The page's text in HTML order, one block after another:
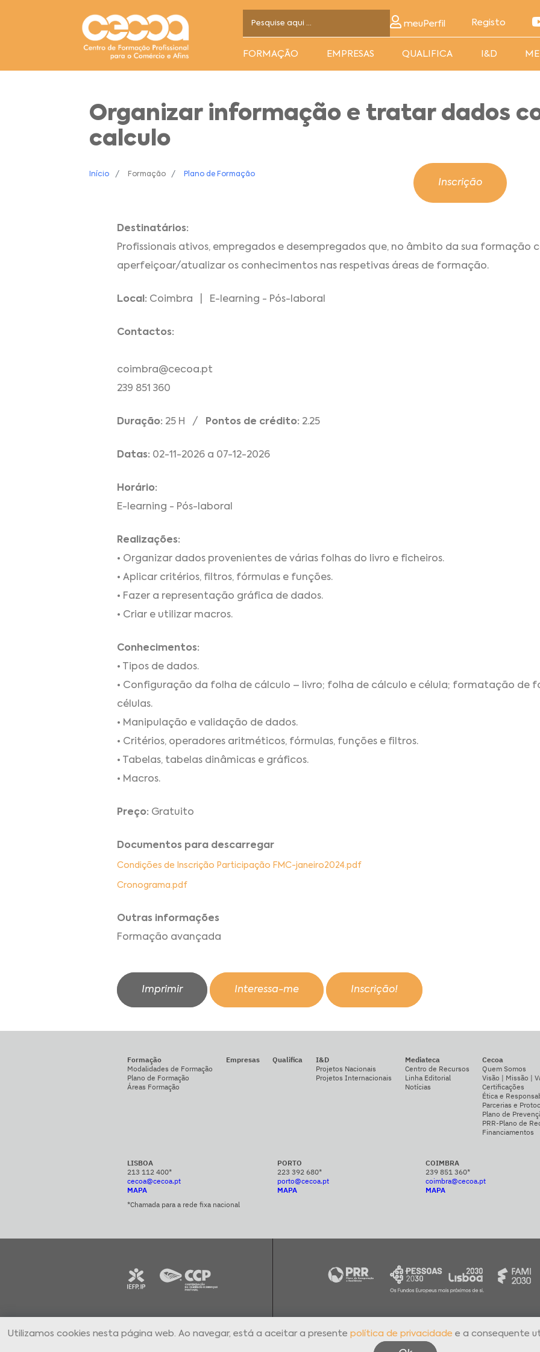
meuPerfil Registo
FORMAÇÃO EMPRESAS QUALIFICA I&D
Organizar informação e tratar dados
calculo
Início Formação Plano de Formação
Inscrição
Destinatários:
Profissionais ativos, empregados e desempregados que, no âmbito da sua formação
aperfeiçoar/atualizar os conhecimentos nas respetivas áreas de formação.
Local: Coimbra | E-learning - Pós-laboral
Contactos:
coimbra@cecoa.pt
239 851 360
Duração: 25 H / Pontos de crédito: 2.25
Datas: 02-11-2026 a 07-12-2026
Horário:
E-learning - Pós-laboral
Realizações:
• Organizar dados provenientes de várias folhas do livro e ficheiros.
• Aplicar critérios, filtros, fórmulas e funções.
• Fazer a representação gráfica de dados.
• Criar e utilizar macros.
Conhecimentos:
• Tipos de dados.
• Configuração da folha de cálculo – livro; folha de cálculo e célula; formatação de
células.
• Manipulação e validação de dados.
• Critérios, operadores aritméticos, fórmulas, funções e filtros.
• Tabelas, tabelas dinâmicas e gráficos.
• Macros.
Preço: Gratuito
Documentos para descarregar
Condições de Inscrição Participação FMC-janeiro2024.pdf
Cronograma.pdf
Outras informações
Formação avançada
Imprimir Interessa-me Inscrição!
Formação
Modalidades de Formação
Plano de Formação
Áreas Formação
Empresas Qualifica
I&D
Projetos Nacionais
Projetos Internacionais
Mediateca
Centro de Recursos
Linha Editorial
Notícias
Cecoa
Quem Somos
Visão | Missão |
Certificações
Ética e
Parcerias e
Plano de
PRR-Plano de
Financiamentos
LISBOA
213 112 400*
cecoa@cecoa.pt
MAPA
PORTO
223 392 680*
porto@cecoa.pt
MAPA
COIMBRA
239 851 360*
coimbra@cecoa.pt
MAPA
*Chamada para a rede fixa nacional
Utilizamos cookies nesta página web. Ao navegar, está a aceitar a presente política de privacidade e a consequente
CECOA Centro de Formação Profissional para o
Livro de Reclamações Eletrónico